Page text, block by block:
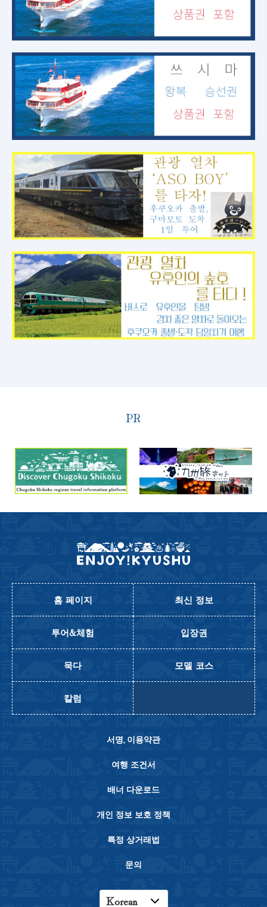
PR
홈 페이지 최신 정보
투어&체험 입장권
묵다 모델 코스
칼럼
서명, 이용약관
여행 조건서
배너 다운로드
개인 정보 보호 정책
특정 상거래법
문의
Korean